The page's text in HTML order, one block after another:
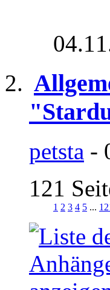
petsta -
121
1 2 3 4 5 ...